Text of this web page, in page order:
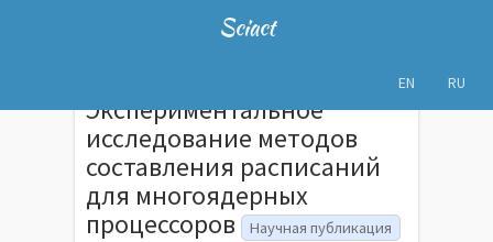
Sciact
EN RU
Экспериментальное
исследование методов
составления расписаний
для многоядерных
процессоров Научная публикация